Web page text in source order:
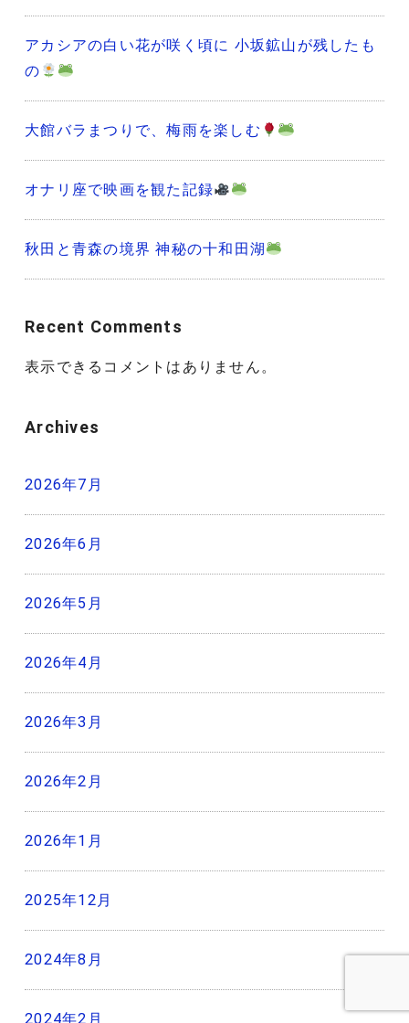
アカシアの白い花が咲く頃に 小坂鉱山が残したも
の
大館バラまつりで、梅雨を楽しむ
オナリ座で映画を観た記録
秋田と青森の境界 神秘の十和田湖
Recent Comments
表示できるコメントはありません。
Archives
2026年7月
2026年6月
2026年5月
2026年4月
2026年3月
2026年2月
2026年1月
2025年12月
2024年8月
2024年2月